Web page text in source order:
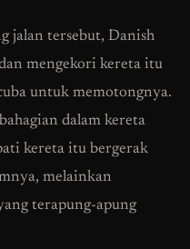
jalan tersebut, Danish
mengekori kereta itu
untuk memotongnya.
dalam kereta
kereta itu bergerak
melainkan
terapung-apung